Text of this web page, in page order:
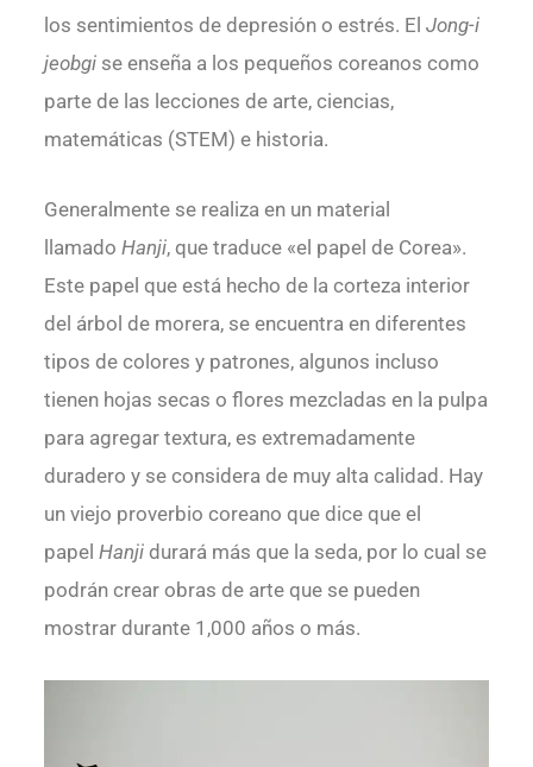
los sentimientos de depresión o estrés. El Jong-i
jeobgise enseña a los pequeños coreanos como
parte de las lecciones de arte, ciencias,
matemáticas (STEM) e historia.
Generalmente se realiza en un material
llamado Hanji, que traduce «el papel de Corea».
Este papel que está hecho de la corteza interior
del árbol de morera, se encuentra en diferentes
tipos de colores y patrones, algunos incluso
tienen hojas secas o flores mezcladas en la pulpa
para agregar textura, es extremadamente
duradero y se considera de muy alta calidad. Hay
un viejo proverbio coreano que dice que el
papel Hanjidurará más que la seda, por lo cual se
podrán crear obras de arte que se pueden
mostrar durante 1,000 años o más.